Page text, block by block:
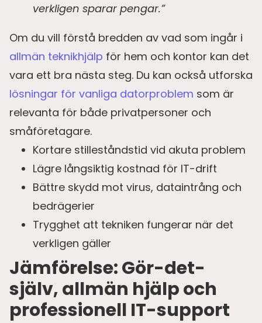
verkligen sparar pengar.”
Om du vill förstå bredden av vad som ingår i
allmän teknikhjälp för hem och kontor kan det
vara ett bra nästa steg. Du kan också utforska
lösningar för vanliga datorproblem som är
relevanta för både privatpersoner och
småföretagare.
Kortare stilleståndstid vid akuta problem
Lägre långsiktig kostnad för IT-drift
Bättre skydd mot virus, dataintrång och
bedrägerier
Trygghet att tekniken fungerar när det
verkligen gäller
Jämförelse: Gör-det-
själv, allmän hjälp och
professionell IT-support